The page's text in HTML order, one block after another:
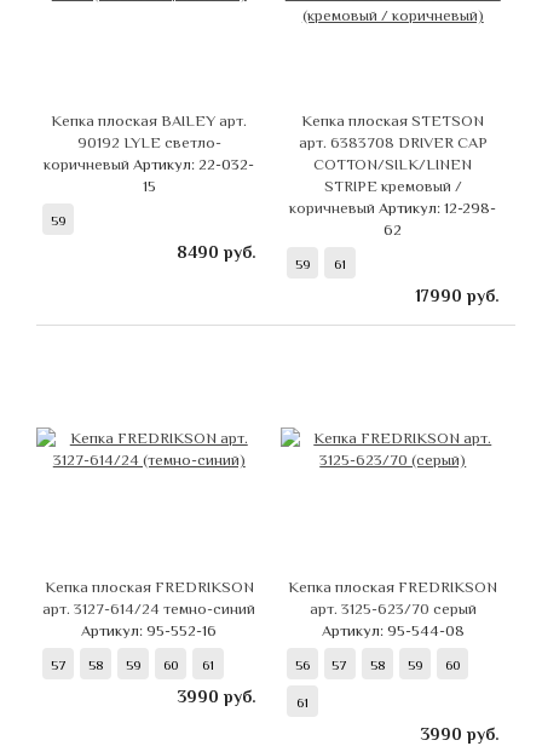
Кепка плоская BAILEY арт.
90192 LYLE светло-
коричневыйАртикул: 22-032-
15
59
8490 руб.
Кепка плоская STETSON
арт. 6383708 DRIVER CAP
COTTON/SILK/LINEN
STRIPE кремовый /
коричневыйАртикул: 12-298-
62
59 61
17990 руб.
Кепка плоская FREDRIKSON
арт. 3127-614/24 темно-синий
Артикул: 95-552-16
57 58 59 60 61
3990 руб.
Кепка плоская FREDRIKSON
арт. 3125-623/70 серый
Артикул: 95-544-08
56 57 58 59 60
61
3990 руб.